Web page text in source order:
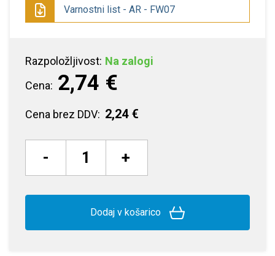
Varnostni list - AR - FW07
Razpoložljivost: Na zalogi
Cena: 2,74 €
Cena brez DDV: 2,24 €
- +
Dodaj v košarico